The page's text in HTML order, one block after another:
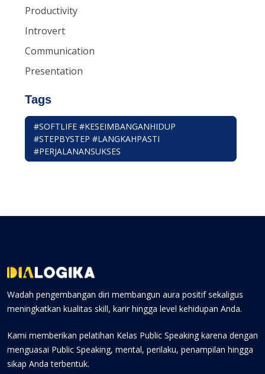
Productivity
Introvert
Communication
Presentation
Tags
#SOFTLIFE #KESEIMBANGANHIDUP
#STEPBYSTEP #LANGKAHPASTI
#PERJALANANSUKSES
Wadah pengembangan diri membangun aura positif sekaligus
meningkatkan kualitas skill, karir hingga level kehidupan Anda.
Kami memberikan pelatihan Kelas Public Speaking karena dengan
menguasai Public Speaking, mental, perilaku, penampilan hingga
sikap Anda terbentuk.